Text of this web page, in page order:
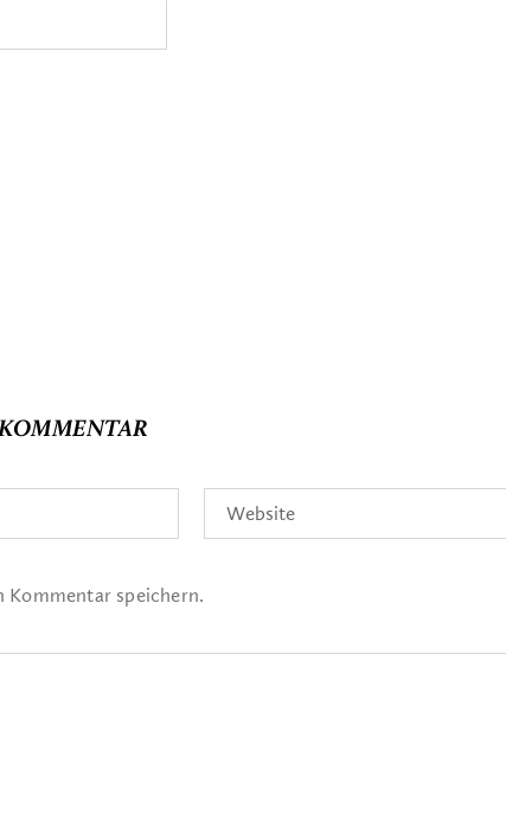
Kommentar speichern.